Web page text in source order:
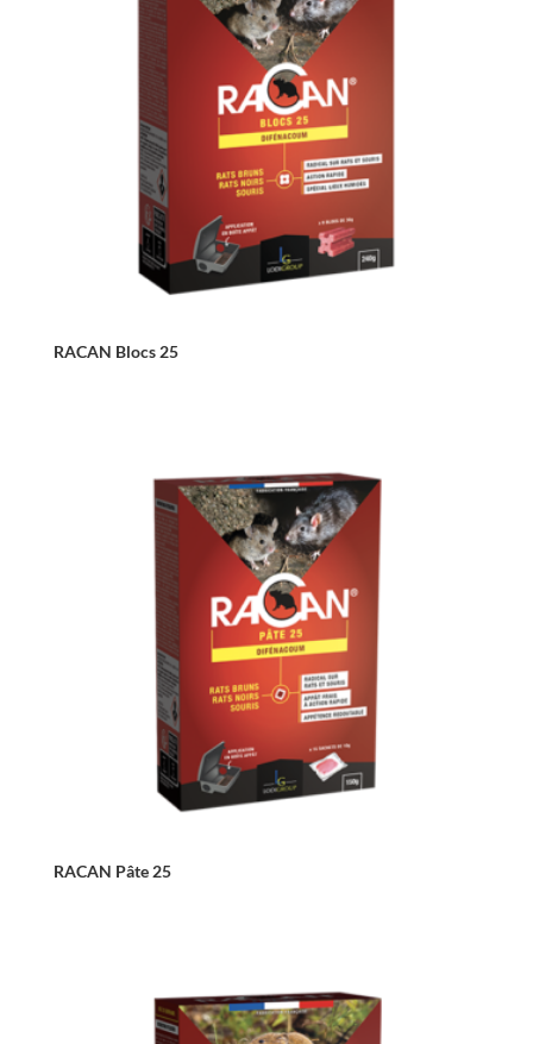
RACAN Blocs 25
RACAN Pâte 25